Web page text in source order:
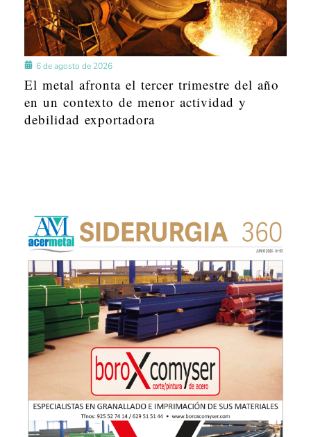
6 de agosto de 2026
El metal afronta el tercer trimestre del año
en un contexto de menor actividad y
debilidad exportadora